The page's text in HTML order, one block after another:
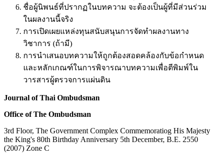
ชื่อผู้นิพนธ์ที่ปรากฏในบทความ จะต้องเป็นผู้ที่มีส่วนร่วม
ในผลงานนี้จริง
การเปิดเผยแหล่งทุนสนับสนุนการจัดทำผลงานทาง
วิชาการ (ถ้ามี)
การนำเสนอบทความให้ถูกต้องสอดคล้องกับข้อกำหนด
และหลักเกณฑ์ในการพิจารณาบทความเพื่อตีพิมพ์ใน
วารสารผู้ตรวจการแผ่นดิน
Journal of Thai Ombudsman
Office of The Ombudsman
3rd Floor, The Government Complex Commemoratiog His Majesty
the King's 80th Birthday Anniversary 5th December, B.E. 2550
(2007) Zone C